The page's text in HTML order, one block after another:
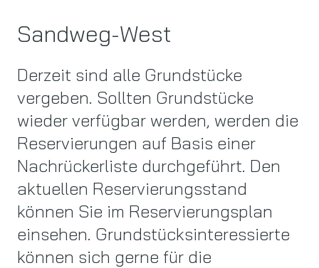
Sandweg-West
Derzeit sind alle Grundstücke
vergeben. Sollten Grundstücke
wieder verfügbar werden, werden die
Reservierungen auf Basis einer
Nachrückerliste durchgeführt. Den
aktuellen Reservierungsstand
können Sie im Reservierungsplan
einsehen. Grundstücksinteressierte
können sich gerne für die